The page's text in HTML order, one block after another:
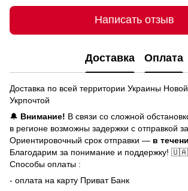
Написать отзыв
Доставка Оплата
Доставка по всей территории Украины
Укрпочтой
🔔 Внимание! В связи со сложной
в регионе возможны задержки с отправкой
Ориентировочный срок отправки — в
Благодарим за понимание и поддержку! 🇺🇦
Способы оплаты :
- оплата на карту Приват Банк